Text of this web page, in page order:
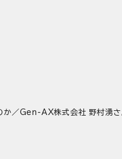
か／Gen-AX株式会社 野村湧さ